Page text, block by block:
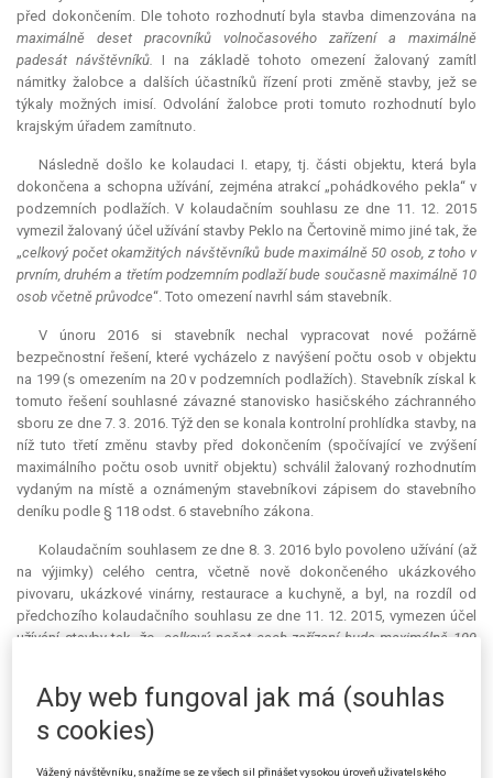
před dokončením. Dle tohoto rozhodnutí byla stavba dimenzována na
maximálně deset pracovníků volnočasového zařízení a maximálně
padesát návštěvníků. I na základě tohoto omezení žalovaný zamítl
námitky žalobce a dalších účastníků řízení proti změně stavby, jež se
týkaly možných imisí. Odvolání žalobce proti tomuto rozhodnutí bylo
krajským úřadem zamítnuto.
Následně došlo ke kolaudaci I. etapy, tj. části objektu, která byla
dokončena a schopna užívání, zejména atrakcí „pohádkového pekla“ v
podzemních podlažích. V kolaudačním souhlasu ze dne 11. 12. 2015
vymezil žalovaný účel užívání stavby Peklo na Čertovině mimo jiné tak, že
„celkový počet okamžitých návštěvníků bude maximálně 50 osob, z toho v
prvním, druhém a třetím podzemním podlaží bude současně maximálně 10
osob včetně průvodce“. Toto omezení navrhl sám stavebník.
V únoru 2016 si stavebník nechal vypracovat nové požárně
bezpečnostní řešení, které vycházelo z navýšení počtu osob v objektu
na 199 (s omezením na 20 v podzemních podlažích). Stavebník získal k
tomuto řešení souhlasné závazné stanovisko hasičského záchranného
sboru ze dne 7. 3. 2016. Týž den se konala kontrolní prohlídka stavby, na
níž tuto třetí změnu stavby před dokončením (spočívající ve zvýšení
maximálního počtu osob uvnitř objektu) schválil žalovaný rozhodnutím
vydaným na místě a oznámeným stavebníkovi zápisem do stavebního
deníku podle § 118 odst. 6 stavebního zákona.
Kolaudačním souhlasem ze dne 8. 3. 2016 bylo povoleno užívání (až
na výjimky) celého centra, včetně nově dokončeného ukázkového
pivovaru, ukázkové vinárny, restaurace a kuchyně, a byl, na rozdíl od
předchozího kolaudačního souhlasu ze dne 11. 12. 2015, vymezen účel
užívání stavby tak, že „celkový počet osob zařízení bude maximálně 199
Proti kolaudačnímu souhlasu ze dne 8. 3. 2016 brojil žalobce v nyní
projednávaném případu u Krajského soudu v Hradci Králové žalobou na
ochranu před nezákonným zásahem. Ten spatřoval mimo jiné v tom, že
rozhodnutí o třetí změně stavby před dokončením ze dne 7. 3. 2016
Aby web fungoval jak má (souhlas
s cookies)
Vážený návštěvníku, snažíme se ze všech sil přinášet vysokou úroveň uživatelského